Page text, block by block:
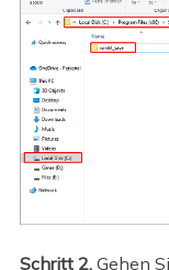
Schritt 2.Gehen